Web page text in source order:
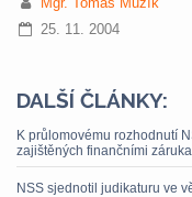
25. 11. 2004
DALŠÍ ČLÁNKY:
K průlomovému rozhodnutí
zajištěných finančními
NSS sjednotil judikaturu ve